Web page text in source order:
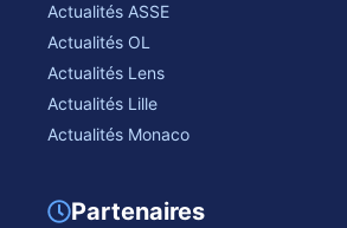
Actualités ASSE
Actualités OL
Actualités Lens
Actualités Lille
Actualités Monaco
Partenaires